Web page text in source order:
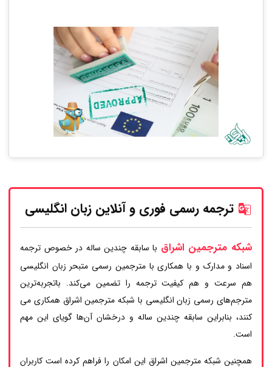
ترجمه رسمی فوری و آنلاین زبان انگلیسی
شبکه مترجمین اشراق با سابقه چندین ساله در خصوص ترجمه
اسناد و مدارک و با همکاری با مترجمین رسمی متبحر زبان انگلیسی
هم سرعت و هم کیفیت ترجمه را تضمین می‌کند. باتجربه‌ترین
مترجم‌های رسمی زبان انگلیسی با شبکه مترجمین اشراق همکاری می
کنند، بنابراین سابقه چندین ساله و درخشان آن‌ها گویای این مهم
است.
همچنین شبکه مترجمین اشراق این امکان را فراهم کرده است کاربران